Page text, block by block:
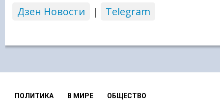
Дзен Новости
| Telegram
ПОЛИТИКА В МИРЕ ОБЩЕСТВО